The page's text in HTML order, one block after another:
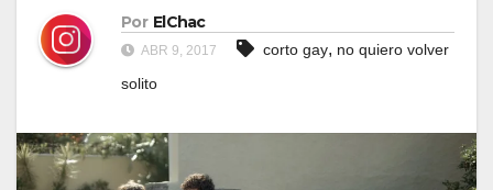
Por ElChac
ABR 9, 2017 corto gay, no quiero volver
solito